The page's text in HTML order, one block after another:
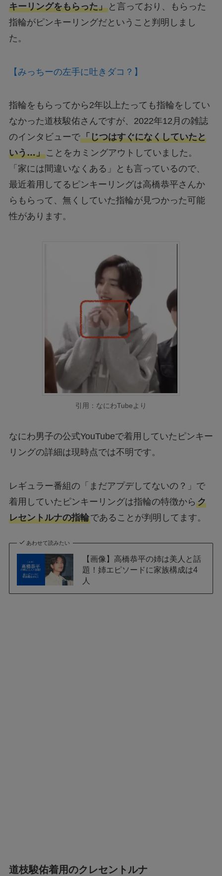
キーリングをもらった」と言っており、もらった
指輪がピンキーリングだということ判明しまし
た。
【みっちーの左手に吐きダコ？】
指輪をもらってから2年以上たっても指輪をしてい
なかった道枝駿佑さんですが、2022年12月の雑誌
のインタビューで「じつはすぐになくしていたと
いう…」ことをカミングアウトしていました。
「家には間違いなくある」とも言っているので、
最近着用してるピンキーリングは高橋恭平さんか
らもらって、無くしていた指輪が見つかった可能
性があります。
引用：なにわTubeより
なにわ男子の公式YouTubeで着用していたピンキー
リングの詳細は現時点では不明です。
レギュラー番組の「まだアプデしてないの？」で
着用していたピンキーリングは指輪の特徴から ク
レセントルナの指輪であることが判明してます。
あわせて読みたい
【画像】高橋恭平の姉は美人と話
題！姉エピソードに家族構成は4
人
道枝駿佑着用のクレセントルナ